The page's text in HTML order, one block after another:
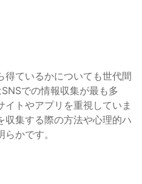
得ているかについても世代間
での情報収集が最も多
イトやアプリを重視していま
収集する際の方法や心理的ハ
かです。